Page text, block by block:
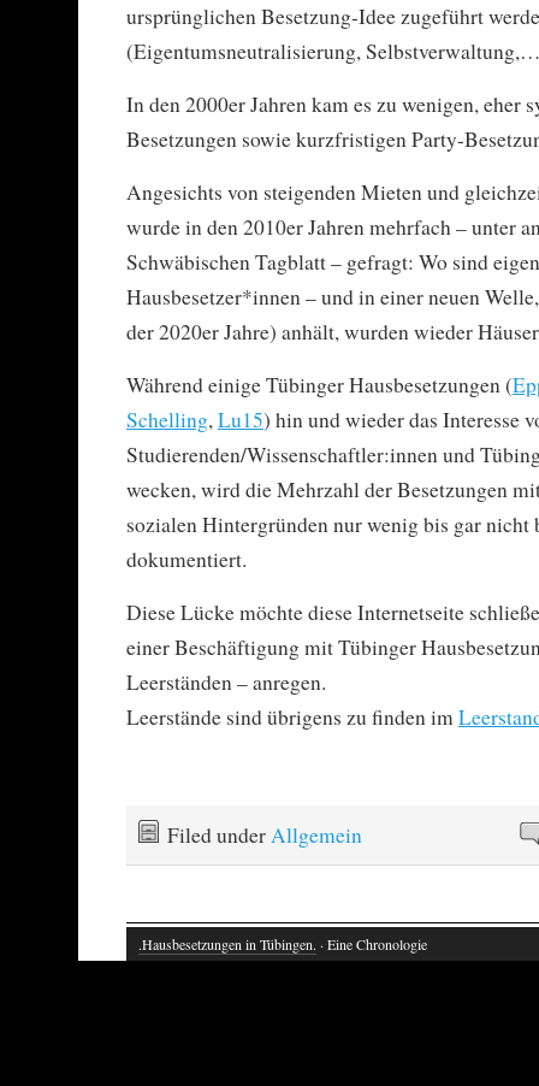
ursprünglichen Besetzung-Idee zugeführt
(Eigentumsneutralisierung,
In den 2000er Jahren kam es zu wenigen, eher
Besetzungen sowie kurzfristigen Party-
Angesichts von steigenden Mieten und
wurde in den 2010er Jahren mehrfach – unter
Schwäbischen Tagblatt – gefragt: Wo sind
Hausbesetzer*innen – und in einer neuen
der 2020er Jahre) anhält, wurden wieder
Während einige Tübinger Hausbesetzungen (
Schelling,Lu15) hin und wieder das Interesse
Studierenden/Wissenschaftler:innen und
wecken, wird die Mehrzahl der Besetzungen
sozialen Hintergründen nur wenig bis gar nicht
dokumentiert.
Diese Lücke möchte diese Internetseite
einer Beschäftigung mit Tübinger
Leerständen – anregen.
Leerstände sind übrigens zu finden im
Filed underAllgemein
.Hausbesetzungen in Tübingen. · Eine Chronologie